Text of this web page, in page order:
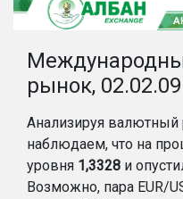
рынок, 02.02.09
Анализируя
наблюдаем, что на
уровня 1,3328 и
Возможно, пара EUR/